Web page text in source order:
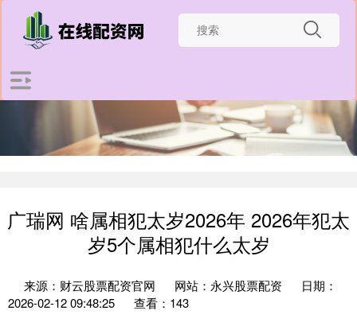
广瑞网 啥属相犯太岁2026年 2026年犯太
岁5个属相犯什么太岁
来源：财云股票配资官网 网站：永兴股票配资
日期：
2026-02-12 09:48:25
查看：143